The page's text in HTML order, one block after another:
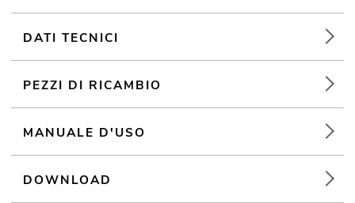
fiere e negozi; Ristoranti, bar e hotel; Presentazioni e
conferenze sui prodotti
DATI TECNICI
PEZZI DI RICAMBIO
MANUALE D'USO
DOWNLOAD